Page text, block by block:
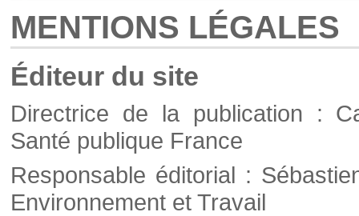
MENTIONS LÉGALES
Éditeur du site
Directrice de la publication :
Santé publique France
Responsable éditorial :
Environnement et Travail